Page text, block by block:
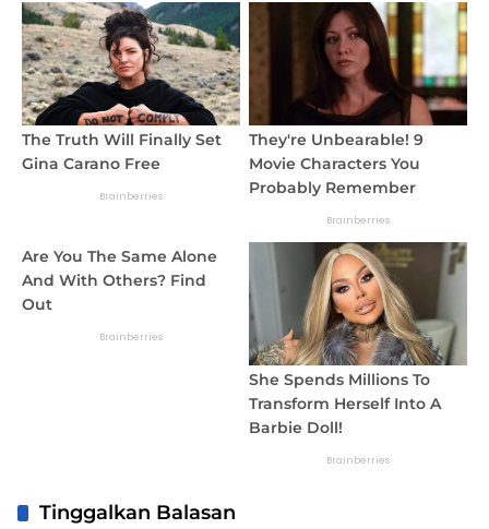
Tinggalkan Balasan